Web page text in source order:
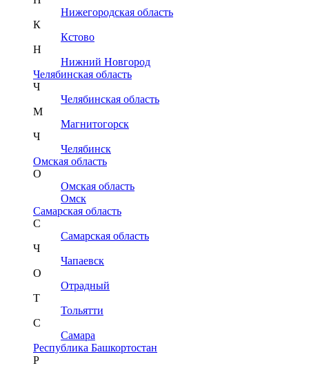
Нижегородская область
К
Кстово
Н
Нижний Новгород
Челябинская область
Ч
Челябинская область
М
Магнитогорск
Ч
Челябинск
Омская область
О
Омская область
Омск
Самарская область
С
Самарская область
Ч
Чапаевск
О
Отрадный
Т
Тольятти
С
Самара
Республика Башкортостан
Р